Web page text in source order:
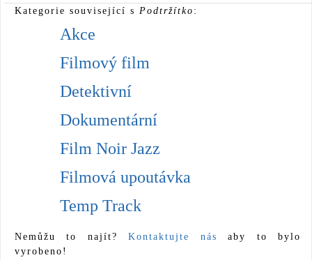
Kategorie související s Podtržítko :
Akce
Filmový film
Detektivní
Dokumentární
Film Noir Jazz
Filmová upoutávka
Temp Track
Nemůžu to najít?Kontaktujte nás
aby to bylo
vyrobeno!